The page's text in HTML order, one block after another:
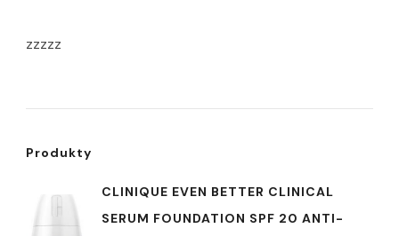
zzzzz
Produkty
CLINIQUE EVEN BETTER CLINICAL
SERUM FOUNDATION SPF 20 ANTI-